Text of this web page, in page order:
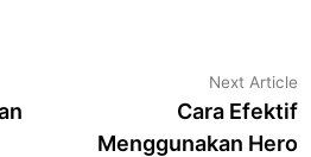
Next Article
Cara Efektif
Menggunakan Hero